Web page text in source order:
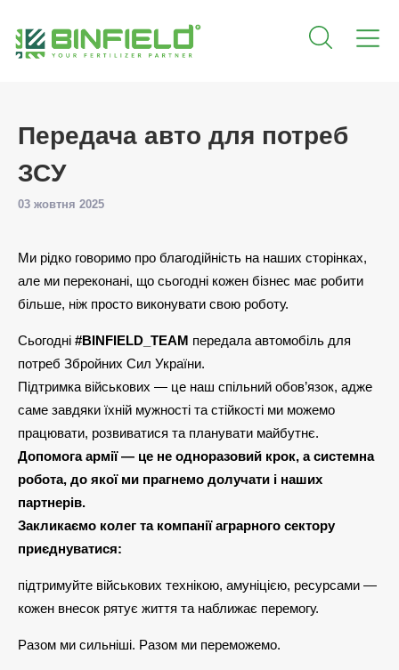
Передача авто для потреб
ЗСУ
03 жовтня 2025
Ми рідко говоримо про благодійність на наших сторінках,
але ми переконані, що сьогодні кожен бізнес має робити
більше, ніж просто виконувати свою роботу.
Сьогодні #BINFIELD_TEAM передала автомобіль для
потреб Збройних Сил України.
Підтримка військових — це наш спільний обов’язок, адже
саме завдяки їхній мужності та стійкості ми можемо
працювати, розвиватися та планувати майбутнє.
Допомога армії — це не одноразовий крок, а системна
робота, до якої ми прагнемо долучати і наших
партнерів.
Закликаємо колег та компанії аграрного сектору
приєднуватися:
підтримуйте військових технікою, амуніцією, ресурсами —
кожен внесок рятує життя та наближає перемогу.
Разом ми сильніші. Разом ми переможемо.